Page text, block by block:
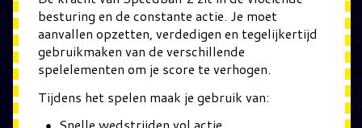
besturing en de constante actie. Je moet
aanvallen opzetten, verdedigen en tegelijkertijd
gebruikmaken van de verschillende
spelelementen om je score te verhogen.
Tijdens het spelen maak je gebruik van: